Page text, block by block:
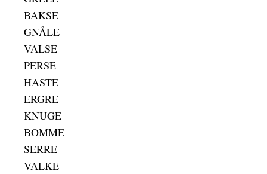
BAKSE
GNÅLE
VALSE
PERSE
HASTE
ERGRE
KNUGE
BOMME
SERRE
VALKE